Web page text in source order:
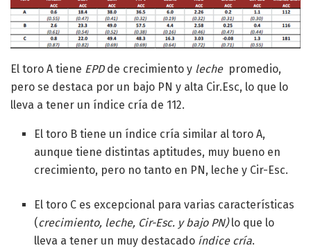
El toro A tiene EPDde crecimiento y lechepromedio,
pero se destaca por un bajo PN y alta Cir.Esc, lo que lo
lleva a tener un índice cría de 112.
El toro B tiene un índice cría similar al toro A,
aunque tiene distintas aptitudes, muy bueno en
crecimiento, pero no tanto en PN, leche y Cir-Esc.
El toro C es excepcional para varias características
(crecimiento, leche, Cir-Esc. y bajo PN)lo que lo
lleva a tener un muy destacado índice cría.